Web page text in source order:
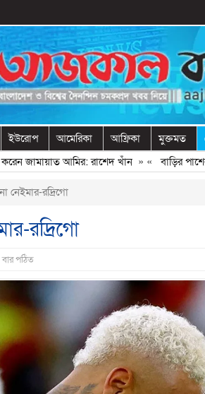
ইউরোপ আমেরিকা আফ্রিকা মুক্তমত
জামায়াত আমির: রাশেদ খাঁন» « বাড়ির পাশের
নেইমার-রদ্রিগো
রদ্রিগো
পঠিত